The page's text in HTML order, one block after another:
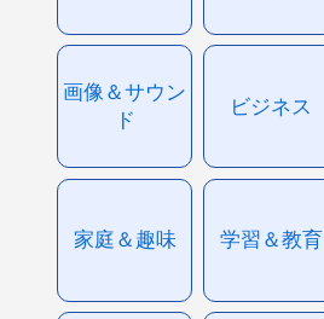
画像＆サウン
ド
ビジネス
家庭＆趣味 学習＆教育